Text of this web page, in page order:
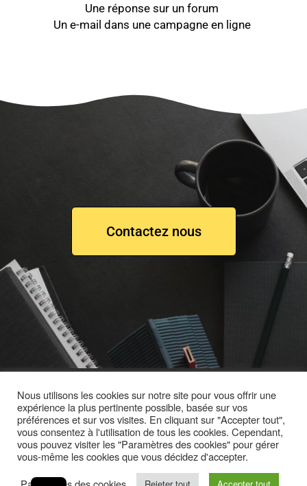
Une réponse sur un forum
Un e-mail dans une campagne en ligne
Contactez nous
Nous utilisons les cookies sur notre site pour vous offrir une
expérience la plus pertinente possible, basée sur vos
préférences et sur vos visites. En cliquant sur "Accepter tout",
vous consentez à l'utilisation de tous les cookies. Cependant,
vous pouvez visiter les "Paramètres des cookies" pour gérer
vous-même les cookies que vous décidez d'accepter.